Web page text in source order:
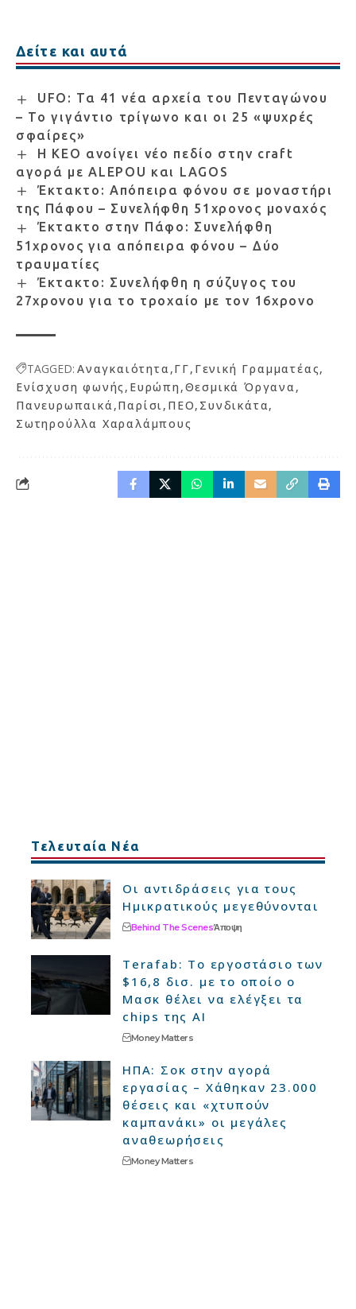
Δείτε και αυτά
UFO: Τα 41 νέα αρχεία του Πενταγώνου
– Το γιγάντιο τρίγωνο και οι 25 «ψυχρές
σφαίρες»
Η ΚΕΟ ανοίγει νέο πεδίο στην craft
αγορά με ALEPOU και LAGOS
Έκτακτο: Απόπειρα φόνου σε μοναστήρι
της Πάφου – Συνελήφθη 51χρονος μοναχός
Έκτακτο στην Πάφο: Συνελήφθη
51χρονος για απόπειρα φόνου – Δύο
τραυματίες
Έκτακτο: Συνελήφθη η σύζυγος του
27χρονου για το τροχαίο με τον 16χρονο
TAGGED: Αναγκαιότητα ΓΓ Γενική Γραμματέας
Ενίσχυση φωνής Ευρώπη Θεσμικά Όργανα
Πανευρωπαικά Παρίσι ΠΕΟ Συνδικάτα
Σωτηρούλλα Χαραλάμπους
Τελευταία Νέα
Οι αντιδράσεις για τους
Ημικρατικούς μεγεθύνονται
Behind The ScenesΆποψη
Terafab: Το εργοστάσιο των
$16,8 δισ. με το οποίο ο
Μασκ θέλει να ελέγξει τα
chips της AI
Money Matters
ΗΠΑ: Σοκ στην αγορά
εργασίας – Χάθηκαν 23.000
θέσεις και «χτυπούν
καμπανάκι» οι μεγάλες
αναθεωρήσεις
Money Matters